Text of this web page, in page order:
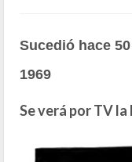
Sucedió hace
1969
Se verá por TV